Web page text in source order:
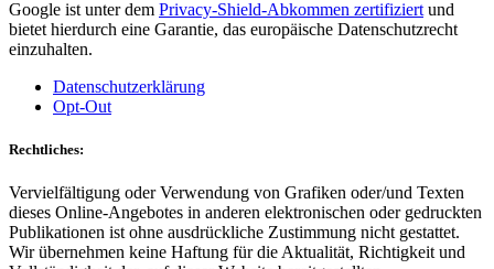
Google ist unter dem Privacy-Shield-Abkommen zertifiziert und
bietet hierdurch eine Garantie, das europäische Datenschutzrecht
einzuhalten.
Datenschutzerklärung
Opt-Out
Rechtliches:
Vervielfältigung oder Verwendung von Grafiken oder/und Texten
dieses Online-Angebotes in anderen elektronischen oder gedruckten
Publikationen ist ohne ausdrückliche Zustimmung nicht gestattet.
Wir übernehmen keine Haftung für die Aktualität, Richtigkeit und